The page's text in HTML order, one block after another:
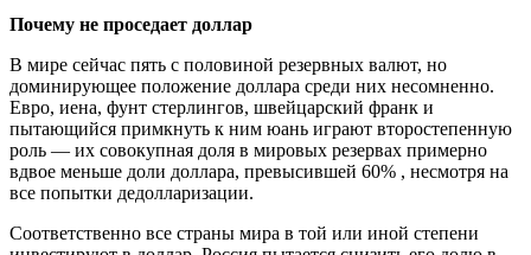
Почему не проседает доллар
В мире сейчас пять с половиной резервных валют, но
доминирующее положение доллара среди них несомненно.
Евро, иена, фунт стерлингов, швейцарский франк и
пытающийся примкнуть к ним юань играют второстепенную
роль — их совокупная доля в мировых резервах примерно
вдвое меньше доли доллара, превысившей 60% , несмотря на
все попытки дедолларизации.
Соответственно все страны мира в той или иной степени